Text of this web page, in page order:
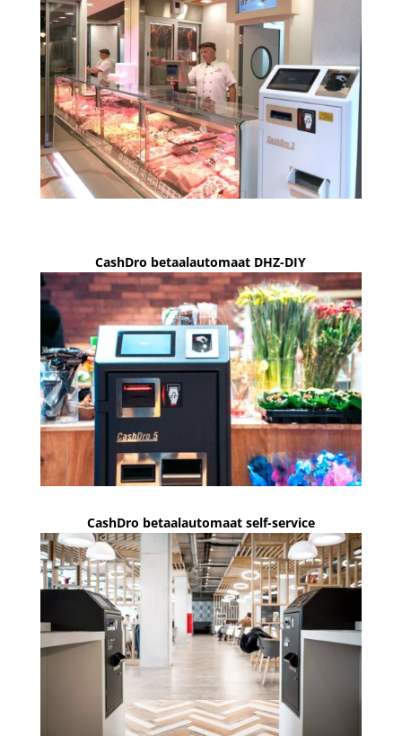
CashDro betaalautomaat DHZ-DIY
CashDro betaalautomaat self-service